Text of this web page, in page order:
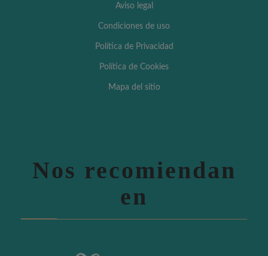
Aviso legal
Condiciones de uso
Política de Privacidad
Política de Cookies
Mapa del sitio
Nos recomiendan
en